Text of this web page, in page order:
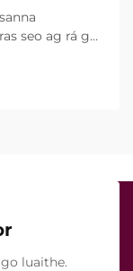
seo ag rá go
na gnéithe
siad go
luaithe.